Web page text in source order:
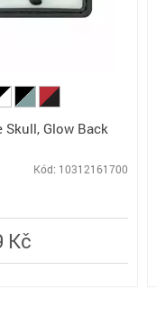
Skull, Glow Back
Kód: 10312161700
Kč